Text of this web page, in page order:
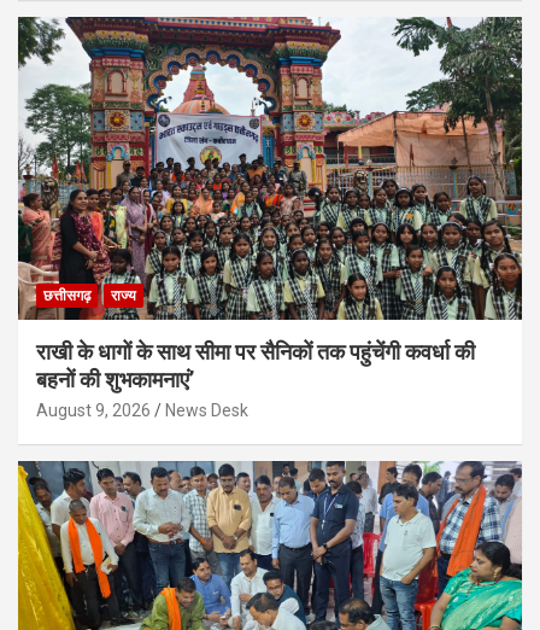
छत्तीसगढ़ राज्य
राखी के धागों के साथ सीमा पर सैनिकों तक पहुंचेंगी कवर्धा की
बहनों की शुभकामनाएं’
August 9, 2026 News Desk